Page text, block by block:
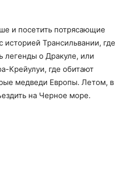
и посетить потрясающие
историей Трансильвании, где
легенды о Дракуле, или
Крейулуи, где обитают
медведи Европы. Летом, в
на Черное море.